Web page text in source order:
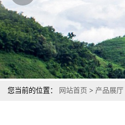
您当前的位置： 网站首页 > 产品展厅